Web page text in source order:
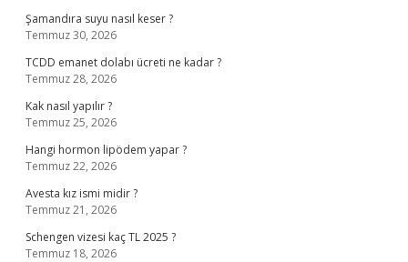
Şamandıra suyu nasıl keser ?
Temmuz 30, 2026
TCDD emanet dolabı ücreti ne kadar ?
Temmuz 28, 2026
Kak nasıl yapılır ?
Temmuz 25, 2026
Hangi hormon lipödem yapar ?
Temmuz 22, 2026
Avesta kız ismi midir ?
Temmuz 21, 2026
Schengen vizesi kaç TL 2025 ?
Temmuz 18, 2026